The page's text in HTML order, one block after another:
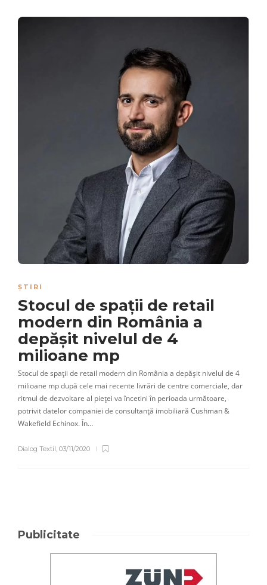
ȘTIRI
Stocul de spații de retail
modern din România a
depășit nivelul de 4
milioane mp
Stocul de spații de retail modern din România a depășit nivelul de 4
milioane mp după cele mai recente livrări de centre comerciale, dar
ritmul de dezvoltare al pieței va încetini în perioada următoare,
potrivit datelor companiei de consultanță imobiliară Cushman &
Wakefield Echinox. În…
Dialog Textil, 03/11/2020
Publicitate